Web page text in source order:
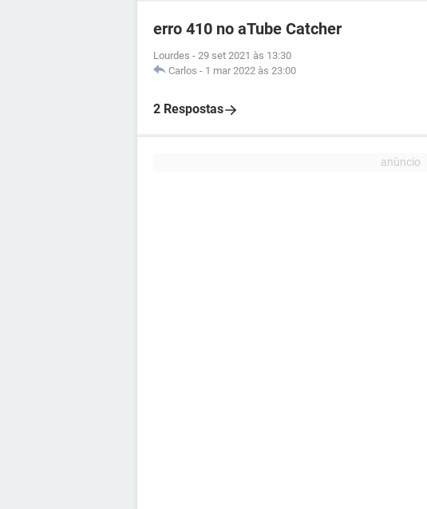
erro 410 no aTube Catcher
Lourdes - 29 set 2021 às 13:30
Carlos - 1 mar 2022 às 23:00
2 Respostas